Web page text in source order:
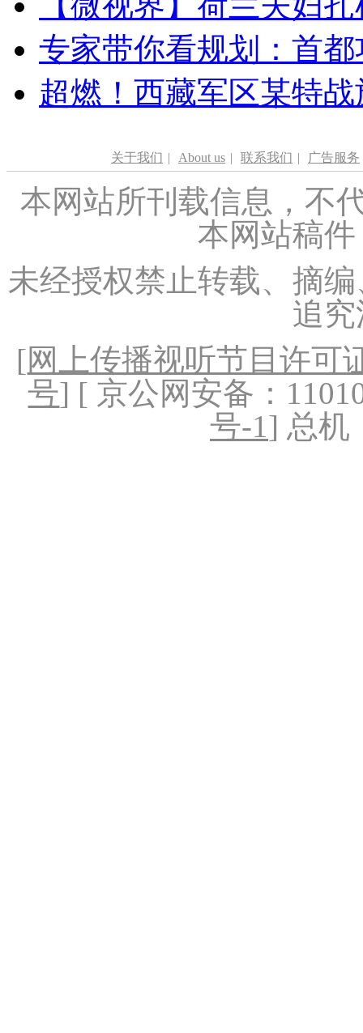
专家带你看规划：首
超燃！西藏军区某特
关于我们 | About us | 联系我们 | 广告服务
本网站所刊载信息，不
本网站稿
未经授权禁止转载、摘
追
[网上传播视听节目许可
号] [ 京公网安备：
号-1] 总机